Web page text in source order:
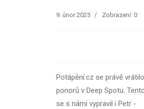
9. únor 2025 Zobrazení: 0
Potápění.cz se právě
ponorů v Deep Spotu.
se s námi vypravil i Petr -